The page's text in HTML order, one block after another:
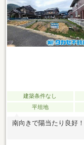
建築条件なし
平坦地
南向きで陽当たり良好